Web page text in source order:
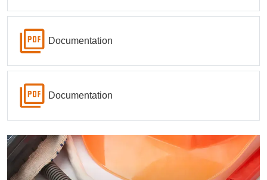
Documentation
Documentation